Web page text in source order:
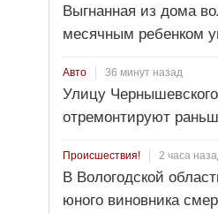
Выгнанная из дома
месячным ребенком
Авто 36 минут назад
Улицу
отремонтируют
Происшествия! 2 часа
В Вологодской
юного виновника